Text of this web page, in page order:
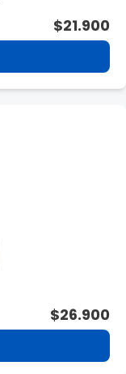
$21.900
$26.900